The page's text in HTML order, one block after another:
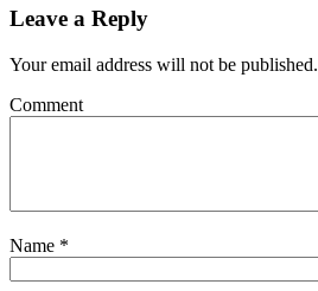
Leave a Reply
Your email address will not be published.
Comment
Name *